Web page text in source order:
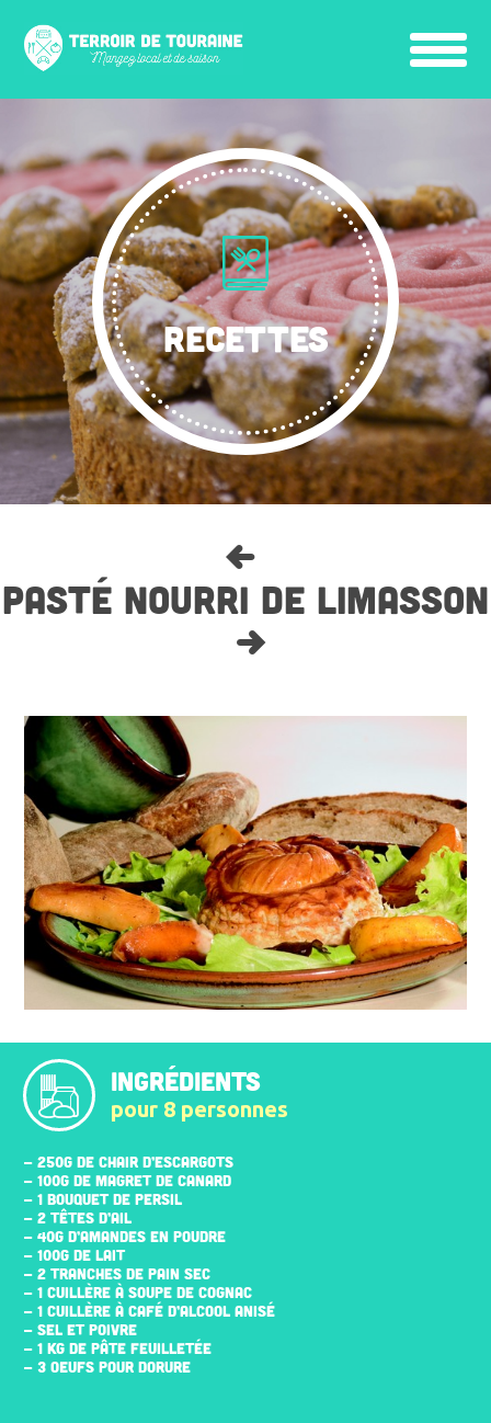
RECETTES
PASTÉ NOURRI DE LIMASSON
INGRÉDIENTS
pour 8 personnes
- 250G DE CHAIR D’ESCARGOTS
- 100G DE MAGRET DE CANARD
- 1 BOUQUET DE PERSIL
- 2 TÊTES D’AIL
- 40G D’AMANDES EN POUDRE
- 100G DE LAIT
- 2 TRANCHES DE PAIN SEC
- 1 CUILLÈRE À SOUPE DE COGNAC
- 1 CUILLÈRE À CAFÉ D’ALCOOL ANISÉ
- SEL ET POIVRE
- 1 KG DE PÂTE FEUILLETÉE
- 3 ŒUFS POUR DORURE